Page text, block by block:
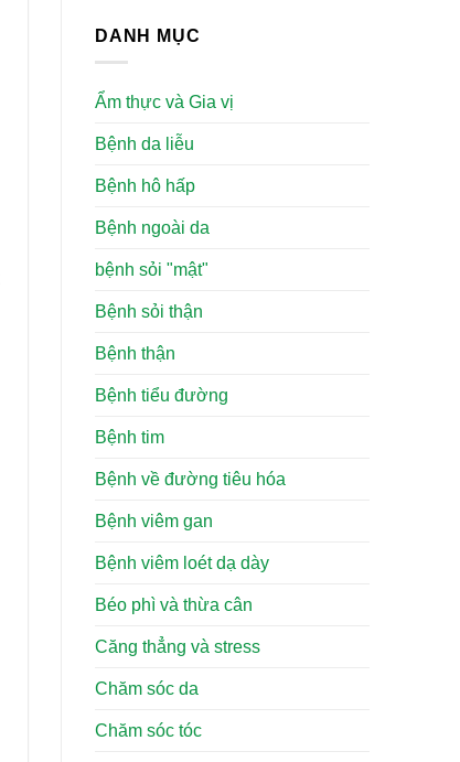
DANH MỤC
Ẩm thực và Gia vị
Bệnh da liễu
Bệnh hô hấp
Bệnh ngoài da
bệnh sỏi "mật"
Bệnh sỏi thận
Bệnh thận
Bệnh tiểu đường
Bệnh tim
Bệnh về đường tiêu hóa
Bệnh viêm gan
Bệnh viêm loét dạ dày
Béo phì và thừa cân
Căng thẳng và stress
Chăm sóc da
Chăm sóc tóc